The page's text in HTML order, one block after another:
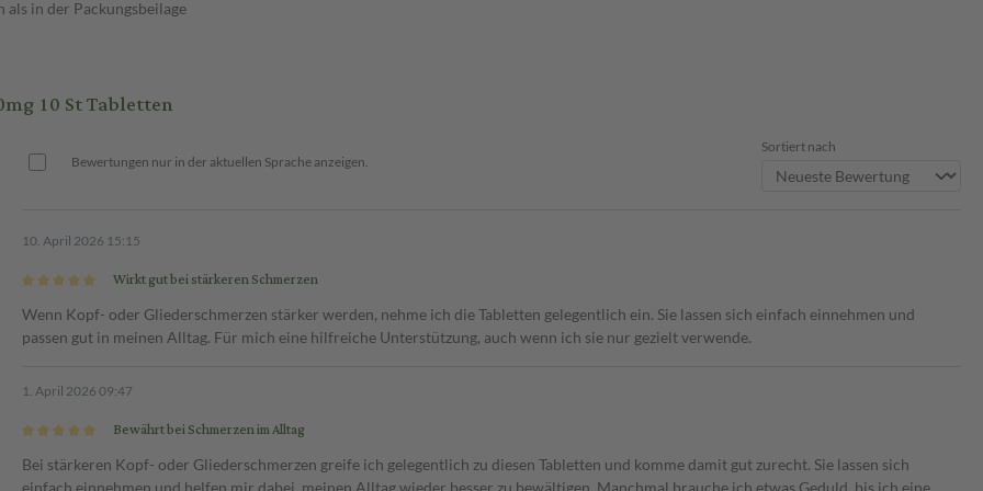
werden.
Tagesdosis beträgt 3
Stunden betragen. Die
als in der Packungsbeilage
10 St Tabletten
Bewertungen nur in der aktuellen Sprache anzeigen.
Sortiert nach
10. April 2026 15:15
Wirkt gut bei stärkeren Schmerzen
Wenn Kopf- oder Gliederschmerzen stärker werden, nehme ich die Tabletten gelegentlich ein. Sie lassen sich einfach einnehmen und
passen gut in meinen Alltag. Für mich eine hilfreiche Unterstützung, auch wenn ich sie nur gezielt verwende.
1. April 2026 09:47
Bewährt bei Schmerzen im Alltag
Bei stärkeren Kopf- oder Gliederschmerzen greife ich gelegentlich zu diesen Tabletten und komme damit gut zurecht. Sie lassen sich
einfach einnehmen und helfen mir dabei, meinen Alltag wieder besser zu bewältigen. Manchmal brauche ich etwas Geduld, bis ich eine